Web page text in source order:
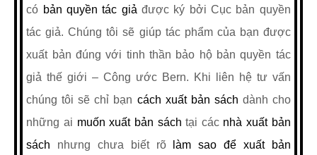
có bản quyền tác giả được ký bởi Cục bản quyền
tác giả. Chúng tôi sẽ giúp tác phẩm của bạn được
xuất bản đúng với tinh thần bảo hộ bản quyền tác
giả thế giới – Công ước Bern. Khi liên hệ tư vấn
chúng tôi sẽ chỉ bạn cách xuất bản sách dành cho
những ai muốn xuất bản sách tại các nhà xuất bản
sách
nhưng chưa biết rõ
làm sao để xuất bản